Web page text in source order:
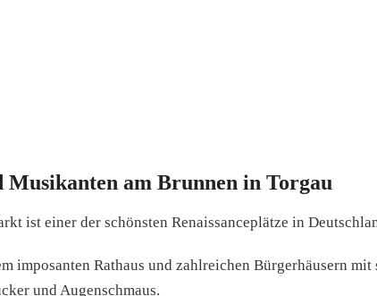
Musikanten am Brunnen in Torgau
ist einer der schönsten Renaissanceplätze in
imposanten Rathaus und zahlreichen Bürgerhäusern
und Augenschmaus.